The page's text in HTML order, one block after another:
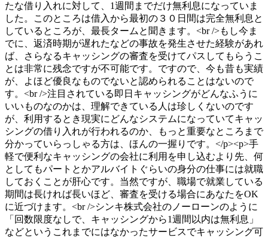
たな借り入れに対して、1週間までだけ無利息になっていま
した。このところは借入から最初の３０日間は完全無利息と
しているところが、最長タームと聞きます。<br />もし今ま
でに、返済時期が遅れたなどの事故を発生させた経験があれ
ば、さらなるキャッシングの審査を受けてパスしてもらうこ
とは非常に残念ですが不可能です。ですので、今も昔も実績
が、よほど優良なものでないと認められることはないので
す。<br />注目されている即日キャッシングがどんなふうに
いいものなのかは、理解できている人は珍しくないのです
が、利用するとき現実にどんなシステムになっていてキャッ
シングの借り入れが行われるのか、もっと重要なところまで
分かっていらっしゃる方は、ほんの一握りです。</p><p>手
軽で便利なキャッシングの会社に利用を申し込むより先、何
としてもパートとかアルバイトぐらいの身分の仕事には就職
しておくことが肝心です。当然ですが、職場で就業している
期間は長ければ長いほど、審査を受ける場合にあなたをOK
に近づけます。<br />シンキ株式会社のノーローンのように
「回数限度なしで、キャッシングから1週間以内は無利息」
などというこれまでにはなかったサービスでキャッシング可